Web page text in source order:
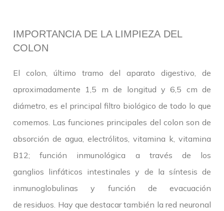
IMPORTANCIA DE LA LIMPIEZA DEL
COLON
El colon, último tramo del aparato digestivo, de
aproximadamente 1,5 m de longitud y 6,5 cm de
diámetro, es el principal filtro biológico de todo lo que
comemos. Las funciones principales del colon son de
absorción de agua, electrólitos, vitamina k, vitamina
B12; función inmunológica a través de los
ganglios linfáticos intestinales y de la síntesis de
inmunoglobulinas y función de evacuación
de residuos. Hay que destacar también la red neuronal